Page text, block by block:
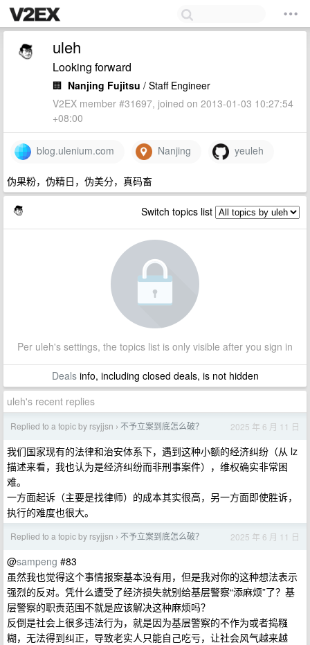
uleh
Looking forward
🏢 Nanjing Fujitsu / Staff Engineer
V2EX member #31697, joined on 2013-01-03 10:27:54
+08:00
blog.ulenium.com Nanjing yeuleh
伪果粉，伪精日，伪美分，真码畜
Switch topics list
Per uleh's settings, the topics list is only visible after you sign in
Dealsinfo, including closed deals, is not hidden
uleh's recent replies
Replied to a topic by rsyjjsn › 不予立案到底怎么破？ 2025 年 6 月 11 日
我们国家现有的法律和治安体系下，遇到这种小额的经济纠纷（从 lz
描述来看，我也认为是经济纠纷而非刑事案件），维权确实非常困
难。
一方面起诉（主要是找律师）的成本其实很高，另一方面即使胜诉，
执行的难度也很大。
Replied to a topic by rsyjjsn › 不予立案到底怎么破？ 2025 年 6 月 11 日
@sampeng #83
虽然我也觉得这个事情报案基本没有用，但是我对你的这种想法表示
强烈的反对。凭什么遭受了经济损失就别给基层警察“添麻烦”了？基
层警察的职责范围不就是应该解决这种麻烦吗？
反倒是社会上很多违法行为，就是因为基层警察的不作为或者捣糨
糊，无法得到纠正，导致老实人只能自己吃亏，让社会风气越来越